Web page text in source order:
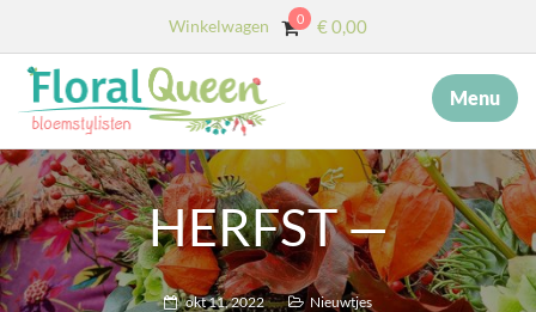
Winkelwagen 0 €0,00
Menu
HERFST —
okt 11, 2022 Nieuwtjes
MENU ×
START
OVER ONS
DIENSTEN